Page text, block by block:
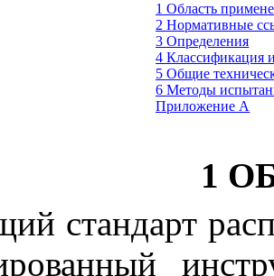
1 Область
2 Нормативные
3 Определения
4 Классификация
5 Общие
6 Методы
Приложение А
1
стандарт